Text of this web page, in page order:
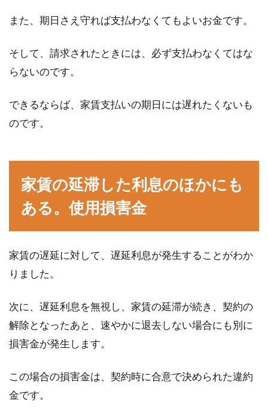
また、期日さえ守れば支払わなくてもよいお金です。
そして、請求されたときには、必ず支払わなくてはな
らないのです。
できるならば、家賃支払いの期日には遅れたくないも
のです。
家賃の延滞した利息のほかにも
ある。使用損害金
家賃の遅延に対して、遅延利息が発生することがわか
りました。
次に、遅延利息を無視し、家賃の延滞が続き、契約の
解除となったあと、速やかに退去しない場合にも別に
損害金が発生します。
この場合の損害金は、契約時に合意で決められた違約
金です。